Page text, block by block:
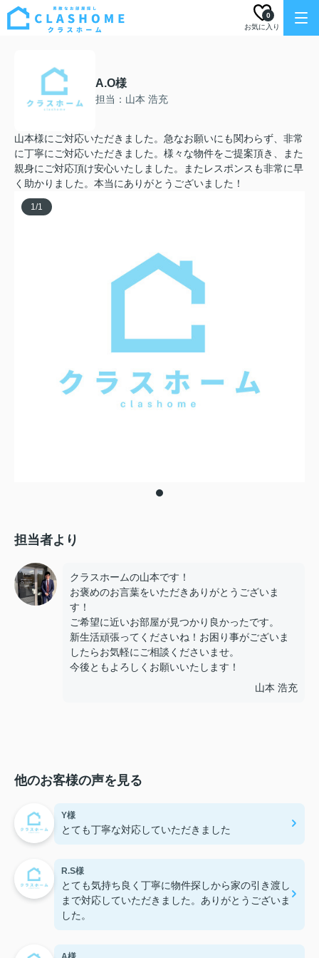
お気に入り
0
A.O様
担当：山本 浩充
山本様にご対応いただきました。急なお願いにも関わらず、非常
に丁寧にご対応いただきました。様々な物件をご提案頂き、また
親身にご対応頂け安心いたしました。またレスポンスも非常に早
く助かりました。本当にありがとうございました！
1/1
担当者より
クラスホームの山本です！
お褒めのお言葉をいただきありがとうございま
す！
ご希望に近いお部屋が見つかり良かったです。
新生活頑張ってくださいね！お困り事がございま
したらお気軽にご相談くださいませ。
今後ともよろしくお願いいたします！
山本 浩充
他のお客様の声を見る
Y様
とても丁寧な対応していただきました
R.S様
とても気持ち良く丁寧に物件探しから家の引き渡し
まで対応していただきました。ありがとうございま
した。